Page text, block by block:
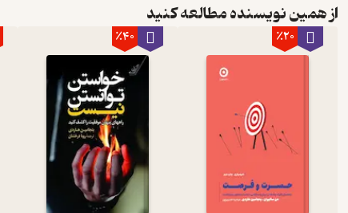
از همین نویسنده مطالعه کنید
٪20 ٪40